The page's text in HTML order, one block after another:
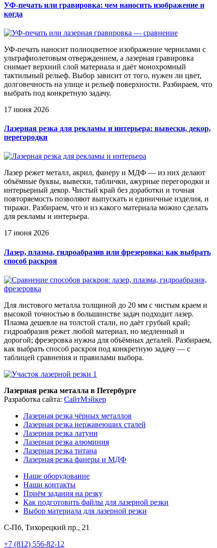
УФ-печать или гравировка: чем наносить изображение и
когда
УФ-печать наносит полноцветное изображение чернилами с
ультрафиолетовым отверждением, а лазерная гравировка
снимает верхний слой материала и даёт монохромный
тактильный рельеф. Выбор зависит от того, нужен ли цвет,
долговечность на улице и рельеф поверхности. Разбираем, что
выбрать под конкретную задачу.
17 июня 2026
Лазерная резка для рекламы и интерьера: вывески, декор,
перегородки
Лазер режет металл, акрил, фанеру и МДФ — из них делают
объёмные буквы, вывески, таблички, ажурные перегородки и
интерьерный декор. Чистый край без доработки и точная
повторяемость позволяют выпускать и единичные изделия, и
тиражи. Разбираем, что и из какого материала можно сделать
для рекламы и интерьера.
17 июня 2026
Лазер, плазма, гидроабразив или фрезеровка: как выбрать
способ раскроя
Для листового металла толщиной до 20 мм с чистым краем и
высокой точностью в большинстве задач подходит лазер.
Плазма дешевле на толстой стали, но даёт грубый край;
гидроабразив режет любой материал, но медленный и
дорогой; фрезеровка нужна для объёмных деталей. Разбираем,
как выбрать способ раскроя под конкретную задачу — с
таблицей сравнения и правилами выбора.
Лазерная резка металла в Петербурге
Разработка сайта: СайтМэйкер
Лазерная резка чёрных металлов
Лазерная резка нержавеющих сталей
Лазерная резка латуни
Лазерная резка алюминия
Лазерная резка титана
Лазерная резка фанеры и МДФ
Наше оборудование
Наши контакты
Приём задания на резку
Как подготовить файлы для лазерной резки
Выбор материала для лазерной резки
С-Пб, Тихорецкий пр., 21
+7 (812) 556-82-12